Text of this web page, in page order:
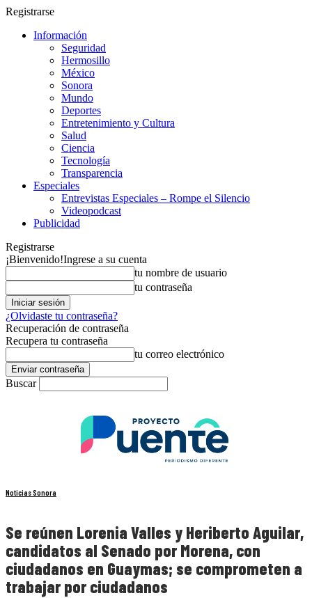
Registrarse
Información
Seguridad
Hermosillo
México
Sonora
Mundo
Deportes
Entretenimiento y Cultura
Salud
Ciencia
Tecnología
Transparencia
Especiales
Entrevistas Especiales – Rompe el Silencio
Videopodcast
Publicidad
Registrarse
¡Bienvenido!Ingrese a su cuenta
tu nombre de usuario
tu contraseña
¿Olvidaste tu contraseña?
Recuperación de contraseña
Recupera tu contraseña
tu correo electrónico
Buscar
Noticias Sonora
Se reúnen Lorenia Valles y Heriberto Aguilar,
candidatos al Senado por Morena, con
ciudadanos en Guaymas; se comprometen a
trabajar por ciudadanos